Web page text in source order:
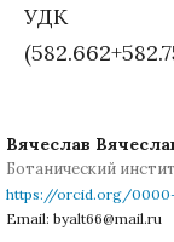
УДК
Вячеслав
Ботанический
https://orcid.org/
Email: byalt66@mail.ru